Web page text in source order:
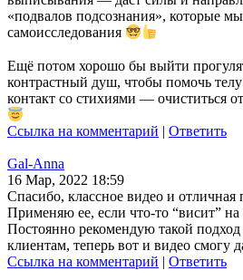
«подвалов подсознания», которые
самоисследования
Ещё потом хорошо бы выйти
контрастный душ, чтобы помочь
контакт со стихиями — очиститься
Ссылка на комментарий | Ответить
Gal-Anna
16 Мар, 2022 18:59
Спасибо, классное видео и отличная
Применяю ее, если что-то “висит”
Постоянно рекомендую такой
клиентам, теперь вот и видео смогу
Ссылка на комментарий | Ответить